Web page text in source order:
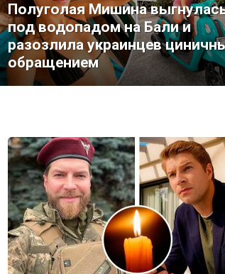
Полуголая Мишина
под водопадом на Бали и
разозлила украинцев
обращением